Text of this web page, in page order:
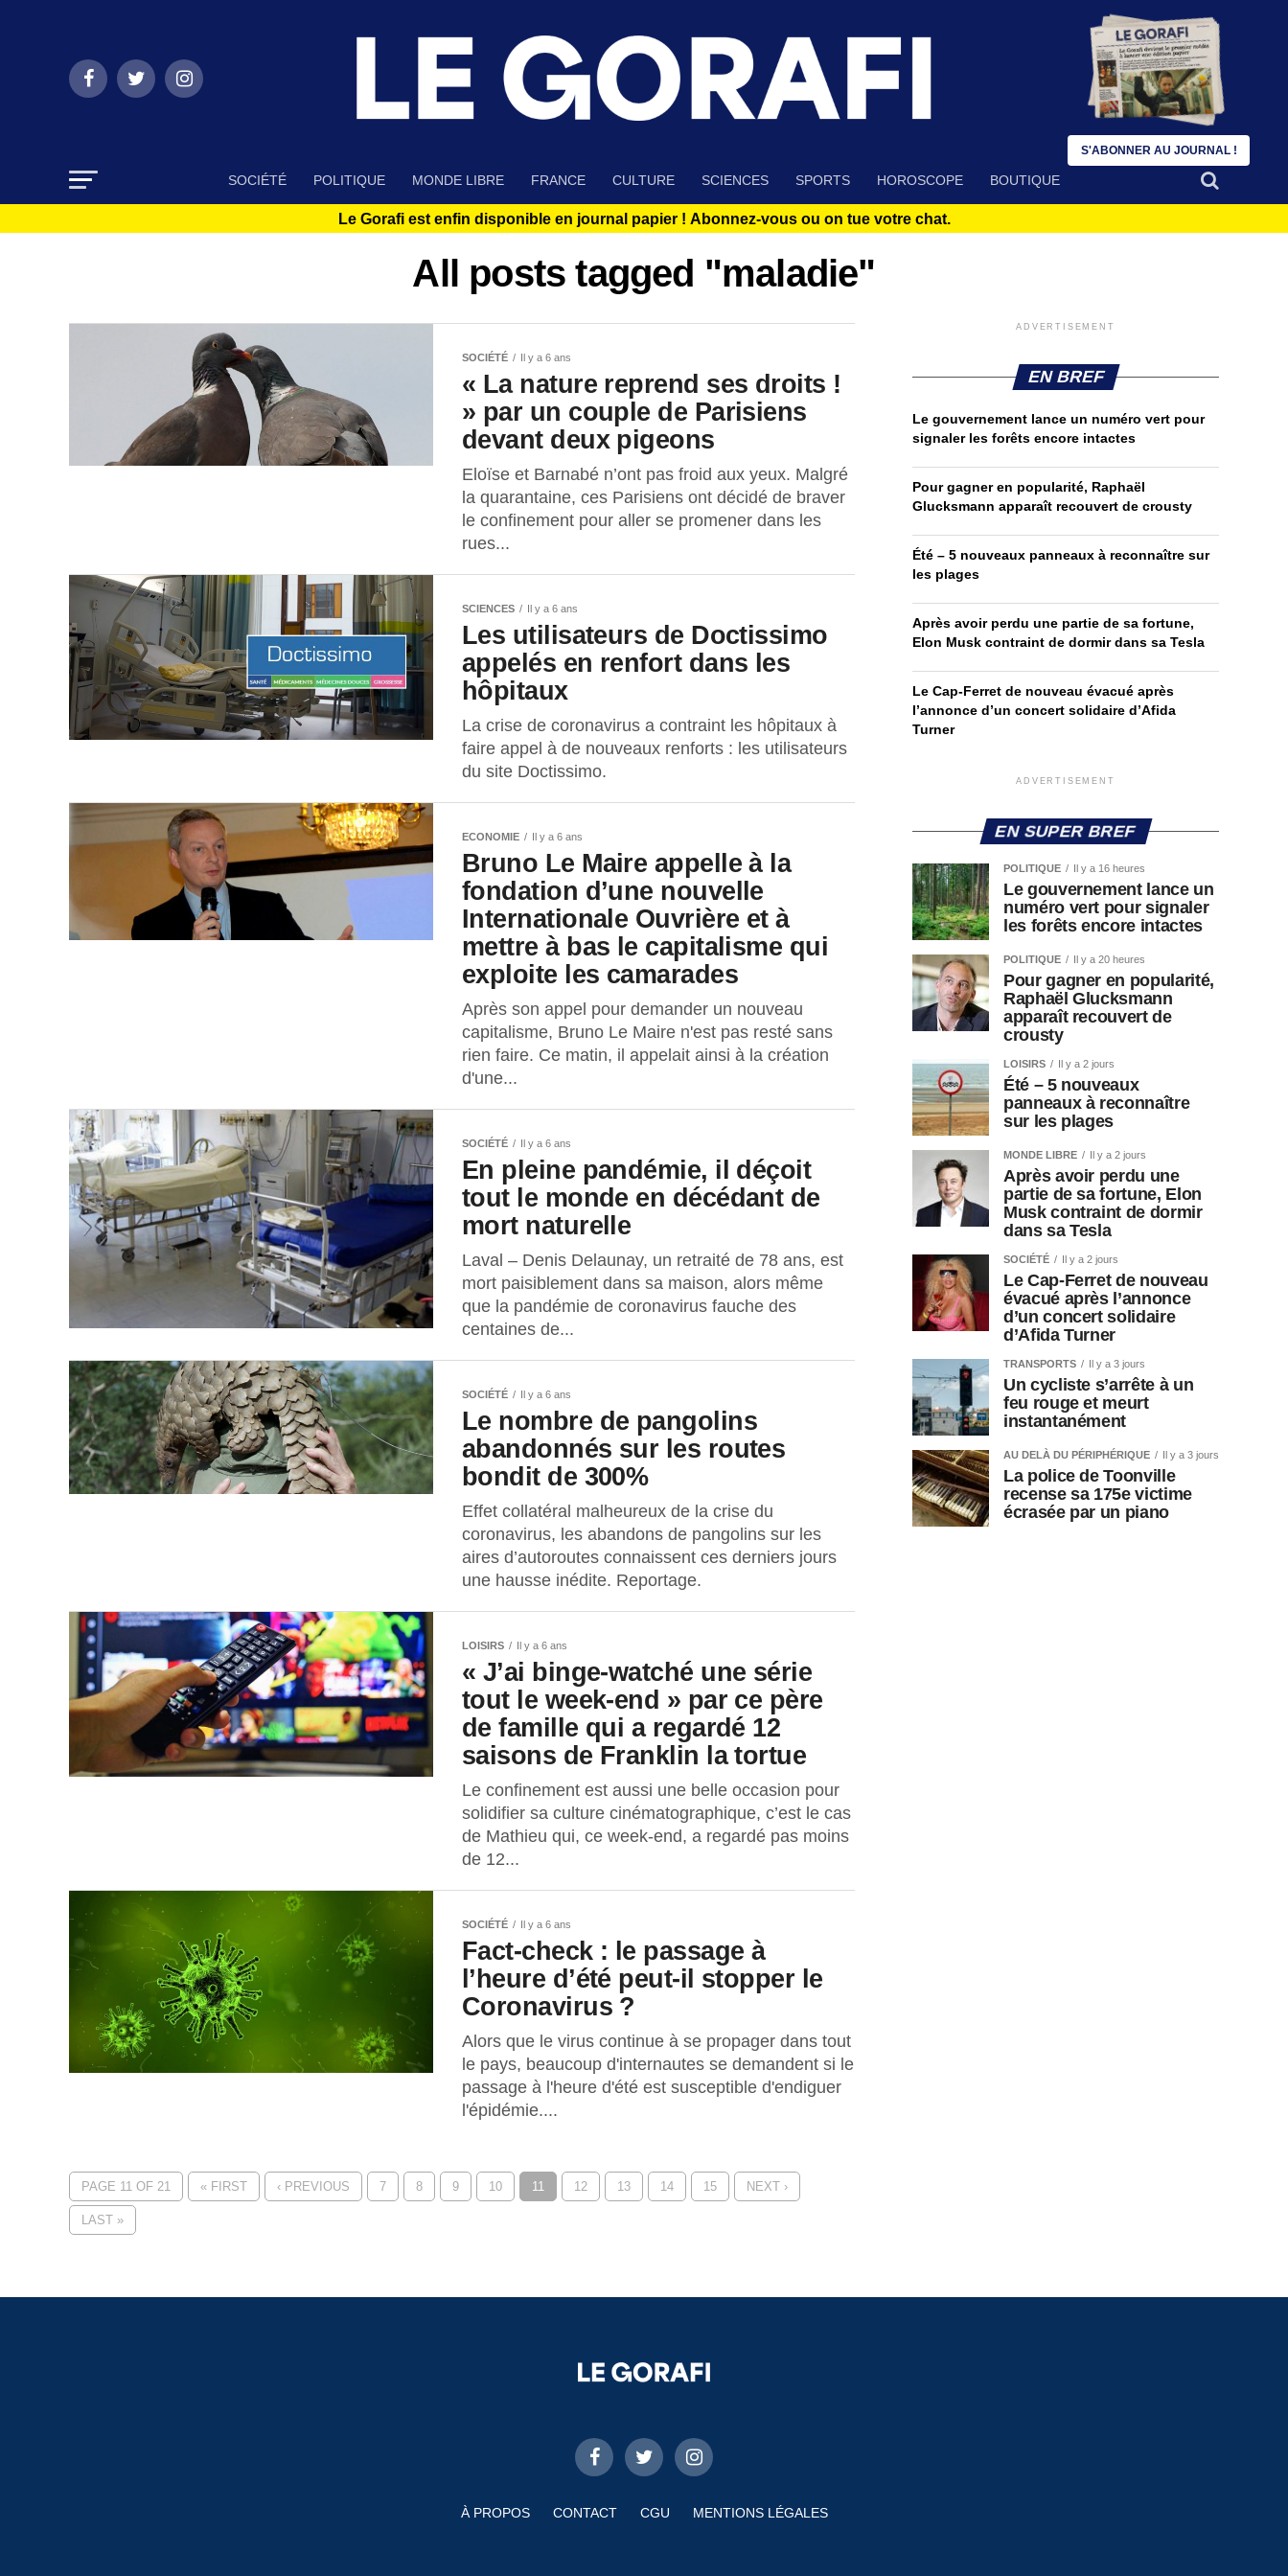
SOCIÉTÉ POLITIQUE MONDE LIBRE FRANCE CULTURE SCIENCES SPORTS HOROSCOPE BOUTIQUE
Le Gorafi est enfin disponible en journal papier ! Abonnez-vous ou on tue votre chat.
All posts tagged "maladie"
SOCIÉTÉ Il y a 6 ans
« La nature reprend ses droits !
» par un couple de Parisiens
devant deux pigeons
Eloïse et Barnabé n’ont pas froid aux yeux. Malgré
la quarantaine, ces Parisiens ont décidé de braver
le confinement pour aller se promener dans les
rues...
SCIENCES Il y a 6 ans
Les utilisateurs de Doctissimo
appelés en renfort dans les
hôpitaux
La crise de coronavirus a contraint les hôpitaux à
faire appel à de nouveaux renforts : les utilisateurs
du site Doctissimo.
ECONOMIE Il y a 6 ans
Bruno Le Maire appelle à la
fondation d’une nouvelle
Internationale Ouvrière et à
mettre à bas le capitalisme qui
exploite les camarades
Après son appel pour demander un nouveau
capitalisme, Bruno Le Maire n'est pas resté sans
rien faire. Ce matin, il appelait ainsi à la création
d'une...
SOCIÉTÉ Il y a 6 ans
En pleine pandémie, il déçoit
tout le monde en décédant de
mort naturelle
Laval – Denis Delaunay, un retraité de 78 ans, est
mort paisiblement dans sa maison, alors même
que la pandémie de coronavirus fauche des
centaines de...
SOCIÉTÉ Il y a 6 ans
Le nombre de pangolins
abandonnés sur les routes
bondit de 300%
Effet collatéral malheureux de la crise du
coronavirus, les abandons de pangolins sur les
aires d’autoroutes connaissent ces derniers jours
une hausse inédite. Reportage.
LOISIRS Il y a 6 ans
« J’ai binge-watché une série
tout le week-end » par ce père
de famille qui a regardé 12
saisons de Franklin la tortue
Le confinement est aussi une belle occasion pour
solidifier sa culture cinématographique, c’est le cas
de Mathieu qui, ce week-end, a regardé pas moins
de 12...
SOCIÉTÉ Il y a 6 ans
Fact-check : le passage à
l’heure d’été peut-il stopper le
Coronavirus ?
Alors que le virus continue à se propager dans tout
le pays, beaucoup d'internautes se demandent si le
passage à l'heure d'été est susceptible d'endiguer
l'épidémie....
PAGE 11 OF 21 « FIRST ‹ PREVIOUS 7 8 9 10 11 12 13 14 15 NEXT ›
LAST »
ADVERTISEMENT
EN BREF
Le gouvernement lance un numéro vert pour
signaler les forêts encore intactes
Pour gagner en popularité, Raphaël
Glucksmann apparaît recouvert de crousty
Été – 5 nouveaux panneaux à reconnaître sur
les plages
Après avoir perdu une partie de sa fortune,
Elon Musk contraint de dormir dans sa Tesla
Le Cap-Ferret de nouveau évacué après
l’annonce d’un concert solidaire d’Afida
Turner
ADVERTISEMENT
EN SUPER BREF
POLITIQUE Il y a 16 heures
Le gouvernement lance un
numéro vert pour signaler
les forêts encore intactes
POLITIQUE Il y a 20 heures
Pour gagner en popularité,
Raphaël Glucksmann
apparaît recouvert de
crousty
LOISIRS Il y a 2 jours
Été – 5 nouveaux
panneaux à reconnaître
sur les plages
MONDE LIBRE Il y a 2 jours
Après avoir perdu une
partie de sa fortune, Elon
Musk contraint de dormir
dans sa Tesla
SOCIÉTÉ Il y a 2 jours
Le Cap-Ferret de nouveau
évacué après l’annonce
d’un concert solidaire
d’Afida Turner
TRANSPORTS Il y a 3 jours
Un cycliste s’arrête à un
feu rouge et meurt
instantanément
AU DELÀ DU PÉRIPHÉRIQUE Il y a 3 jours
La police de Toonville
recense sa 175e victime
écrasée par un piano
À PROPOS CONTACT CGU MENTIONS LÉGALES
S'ABONNER AU JOURNAL !